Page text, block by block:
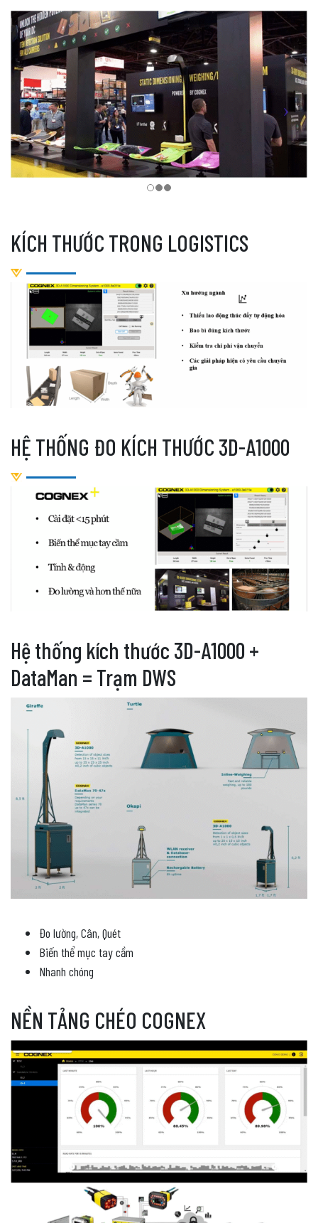
KÍCH THƯỚC TRONG LOGISTICS
HỆ THỐNG ĐO KÍCH THƯỚC 3D-A1000
Hệ thống kích thước 3D-A1000 +
DataMan = Trạm DWS
Đo lường, Cân, Quét
Biến thể mục tay cầm
Nhanh chóng
NỀN TẢNG CHÉO COGNEX